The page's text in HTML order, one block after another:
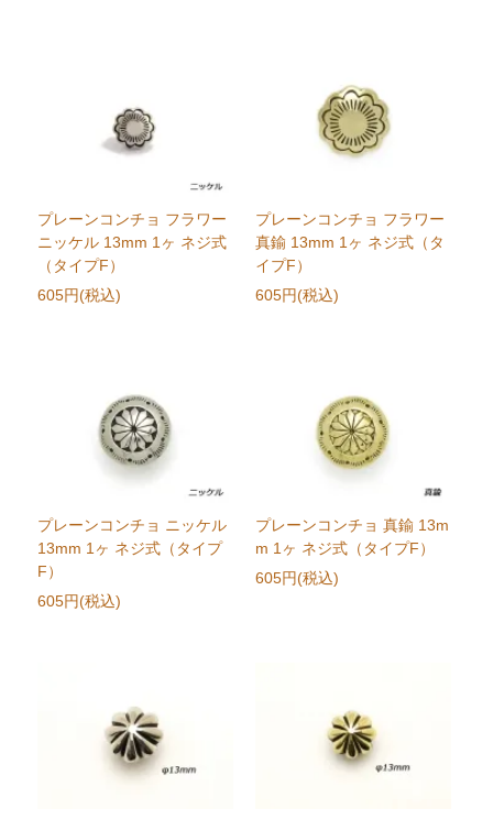
プレーンコンチョ フラワー
ニッケル 13mm 1ヶ ネジ式
（タイプF）
605円(税込)
プレーンコンチョ フラワー
真鍮 13mm 1ヶ ネジ式（タ
イプF）
605円(税込)
プレーンコンチョ ニッケル
13mm 1ヶ ネジ式（タイプ
F）
605円(税込)
プレーンコンチョ 真鍮 13m
m 1ヶ ネジ式（タイプF）
605円(税込)